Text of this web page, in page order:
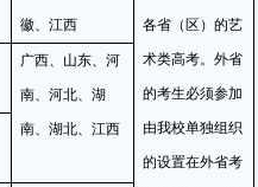
徽、江西 各省（区）的艺
术类高考。外省
的考生必须参加
由我校单独组织
的设置在外省考
广西、山东、河
南、河北、湖
南、湖北、江西